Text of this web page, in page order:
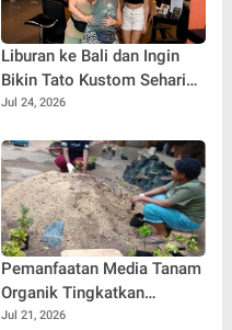
Liburan ke Bali dan Ingin
Bikin Tato Kustom Sehari
Jadi? Ini Panduannya
Jul 24, 2026
Pemanfaatan Media Tanam
Organik Tingkatkan
Keterampilan Masyarakat
Jul 21, 2026